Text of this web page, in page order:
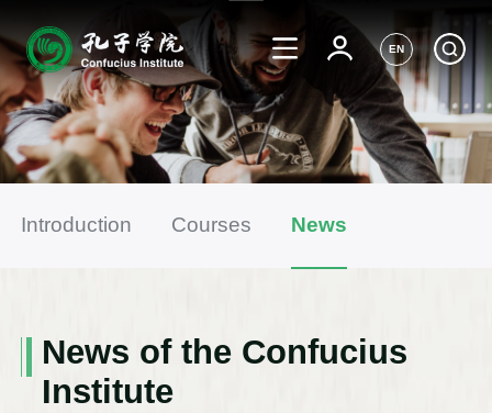
EN
Introduction Courses News
News of the Confucius
Institute